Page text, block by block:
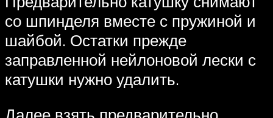
со шпинделя вместе с пружиной и
шайбой. Остатки прежде
заправленной нейлоновой лески с
катушки нужно удалить.